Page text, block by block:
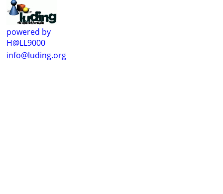
powered by
H@LL9000
info@luding.org